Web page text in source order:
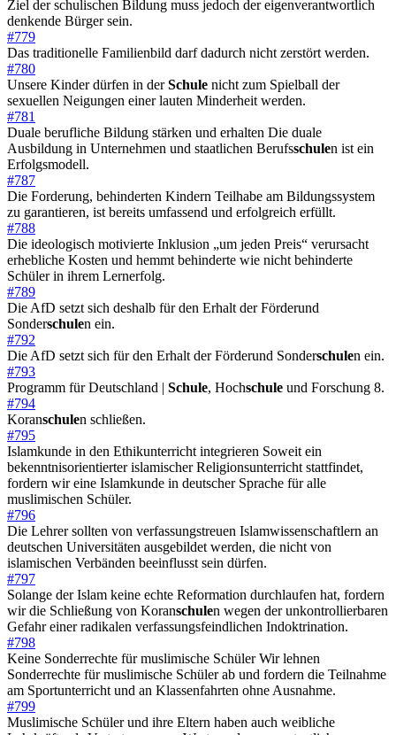
Ziel der schulischen Bildung muss jedoch der eigenverantwortlich
denkende Bürger sein.
#779
Das traditionelle Familienbild darf dadurch nicht zerstört werden.
#780
Unsere Kinder dürfen in derSchule nicht zum Spielball der
sexuellen Neigungen einer lauten Minderheit werden.
#781
Duale berufliche Bildung stärken und erhalten Die duale
Ausbildung in Unternehmen und staatlichen Berufsschulen ist ein
Erfolgsmodell.
#787
Die Forderung, behinderten Kindern Teilhabe am Bildungssystem
zu garantieren, ist bereits umfassend und erfolgreich erfüllt.
#788
Die ideologisch motivierte Inklusion „um jeden Preis“ verursacht
erhebliche Kosten und hemmt behinderte wie nicht behinderte
Schüler in ihrem Lernerfolg.
#789
Die AfD setzt sich deshalb für den Erhalt der Förderund
Sonderschulen ein.
#792
Die AfD setzt sich für den Erhalt der Förderund Sonderschulen ein.
#793
Programm für Deutschland | Schule, Hochschule und Forschung 8.
#794
Koranschulen schließen.
#795
Islamkunde in den Ethikunterricht integrieren Soweit ein
bekenntnisorientierter islamischer Religionsunterricht stattfindet,
fordern wir eine Islamkunde in deutscher Sprache für alle
muslimischen Schüler.
#796
Die Lehrer sollten von verfassungstreuen Islamwissenschaftlern an
deutschen Universitäten ausgebildet werden, die nicht von
islamischen Verbänden beeinflusst sein dürfen.
#797
Solange der Islam keine echte Reformation durchlaufen hat, fordern
wir die Schließung von Koranschulen wegen der unkontrollierbaren
Gefahr einer radikalen verfassungsfeindlichen Indoktrination.
#798
Keine Sonderrechte für muslimische Schüler Wir lehnen
Sonderrechte für muslimische Schüler ab und fordern die Teilnahme
am Sportunterricht und an Klassenfahrten ohne Ausnahme.
#799
Muslimische Schüler und ihre Eltern haben auch weibliche